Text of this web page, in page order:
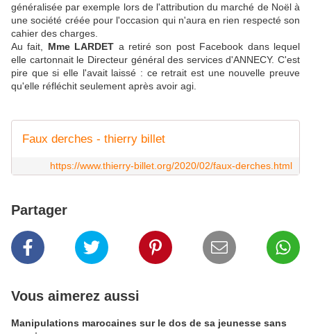
généralisée par exemple lors de l'attribution du marché de Noël à
une société créée pour l'occasion qui n'aura en rien respecté son
cahier des charges.
Au fait, Mme LARDET a retiré son post Facebook dans lequel
elle cartonnait le Directeur général des services d'ANNECY. C'est
pire que si elle l'avait laissé : ce retrait est une nouvelle preuve
qu'elle réfléchit seulement après avoir agi.
Faux derches - thierry billet
https://www.thierry-billet.org/2020/02/faux-derches.html
Partager
Vous aimerez aussi
Manipulations marocaines sur le dos de sa jeunesse sans